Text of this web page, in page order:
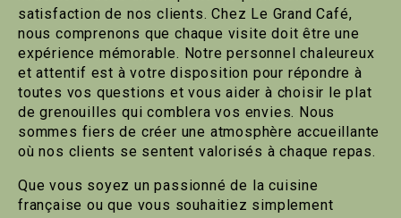
satisfaction de nos clients. Chez Le Grand Café,
nous comprenons que chaque visite doit être une
expérience mémorable. Notre personnel chaleureux
et attentif est à votre disposition pour répondre à
toutes vos questions et vous aider à choisir le plat
de grenouilles qui comblera vos envies. Nous
sommes fiers de créer une atmosphère accueillante
où nos clients se sentent valorisés à chaque repas.
Que vous soyez un passionné de la cuisine
française ou que vous souhaitiez simplement